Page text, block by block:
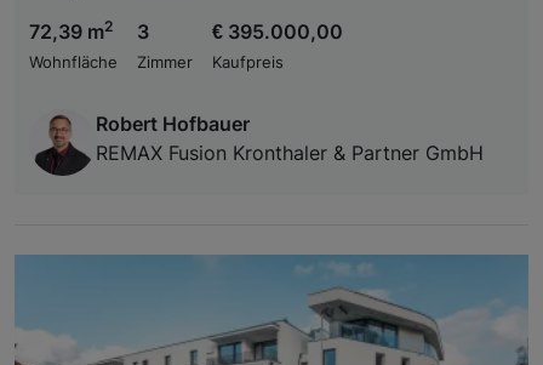
72,39 m2
Wohnfläche
3
Zimmer
€ 395.000,00
Kaufpreis
Robert Hofbauer
REMAX Fusion Kronthaler & Partner GmbH